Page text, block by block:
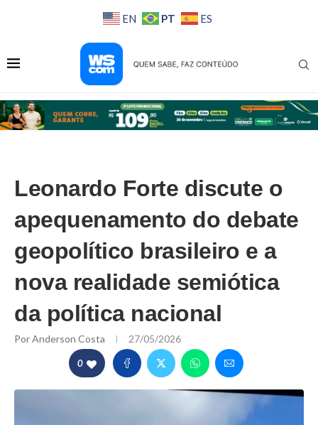
EN PT ES
Leonardo Forte discute o
apequenamento do debate
geopolítico brasileiro e a
nova realidade semiótica
da política nacional
PorAnderson Costa 27/05/2026
0